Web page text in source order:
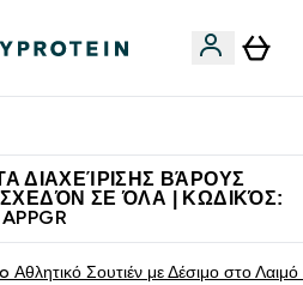
ΔΙΑΧΕΊΡΙΣΗΣ ΒΆΡΟΥΣ
ΣΧΕΔΌΝ ΣΕ ΌΛΑ | ΚΩΔΙΚΌΣ:
APPGR
Αθλητικό Σουτιέν με Δέσιμο στο